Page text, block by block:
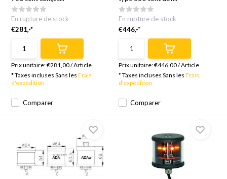
Comparer
En rupture de stock
€281,-*
Prix unitaire:€281,00/Article
* Taxes incluses Sans lesFrais
d'expédition
Comparer
En rupture de stock
€446,-*
Prix unitaire:€446,00/Article
* Taxes incluses Sans les Frais
d'expédition